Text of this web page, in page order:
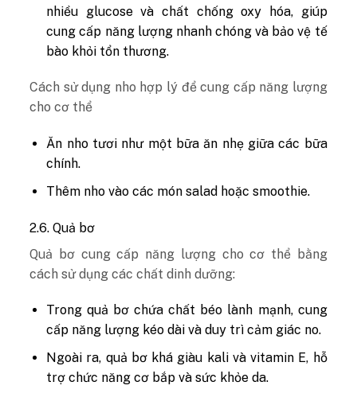
nhiều glucose và chất chống oxy hóa, giúp
cung cấp năng lượng nhanh chóng và bảo vệ tế
bào khỏi tổn thương.
Cách sử dụng nho hợp lý để cung cấp năng lượng
cho cơ thể
Ăn nho tươi như một bữa ăn nhẹ giữa các bữa
chính.
Thêm nho vào các món salad hoặc smoothie.
2.6. Quả bơ
Quả bơ cung cấp năng lượng cho cơ thể bằng
cách sử dụng các chất dinh dưỡng:
Trong quả bơ chứa chất béo lành mạnh, cung
cấp năng lượng kéo dài và duy trì cảm giác no.
Ngoài ra, quả bơ khá giàu kali và vitamin E, hỗ
trợ chức năng cơ bắp và sức khỏe da.